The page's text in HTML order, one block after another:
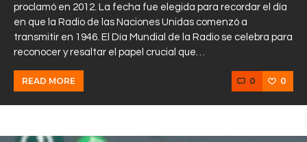
proclamó en 2012. La fecha fue elegida para recordar el día
en que la Radio de las Naciones Unidas comenzó a
transmitir en 1946. El Día Mundial de la Radio se celebra para
reconocer y resaltar el papel crucial que…
READ MORE 0 0